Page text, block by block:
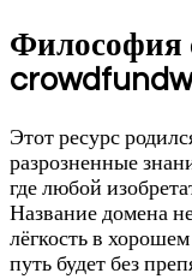
Философия
Этот ресурс
разрозненные
где любой
Название домена
лёгкость в
путь будет без